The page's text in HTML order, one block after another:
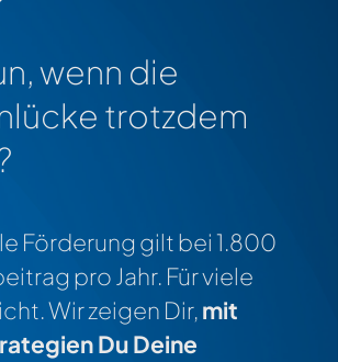
wenn die
trotzdem
Förderung gilt bei 1.800
pro Jahr. Für viele
Wir zeigen Dir,mit
Du Deine